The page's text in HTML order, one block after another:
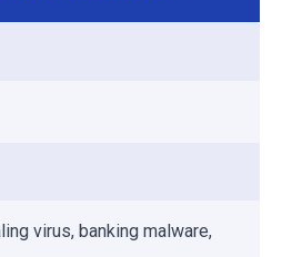
virus, banking malware,